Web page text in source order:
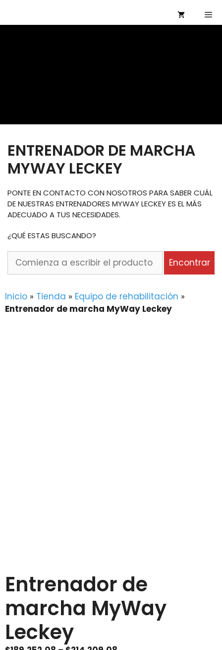
ENTRENADOR DE MARCHA
MYWAY LECKEY
PONTE EN CONTACTO CON NOSOTROS PARA SABER CUÁL
DE NUESTRAS ENTRENADORES MYWAY LECKEY ES EL MÁS
ADECUADO A TUS NECESIDADES.
¿QUÉ ESTAS BUSCANDO?
Comienza
el
producto
Encontrar
Inicio » Tienda » Equipo de rehabilitación »
Entrenador de marcha MyWay Leckey
Entrenador de
marcha MyWay
Leckey